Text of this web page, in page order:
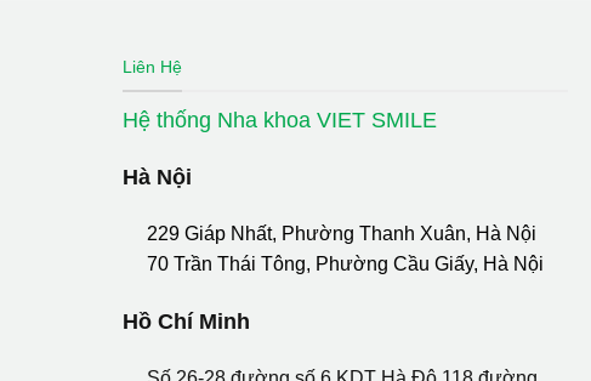
Liên Hệ
Hệ thống Nha khoa VIET SMILE
Hà Nội
229 Giáp Nhất, Phường Thanh Xuân, Hà Nội
70 Trần Thái Tông, Phường Cầu Giấy, Hà Nội
Hồ Chí Minh